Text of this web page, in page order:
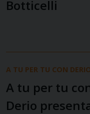
Botticelli
A TU PER TU CON
A tu per tu
Derio